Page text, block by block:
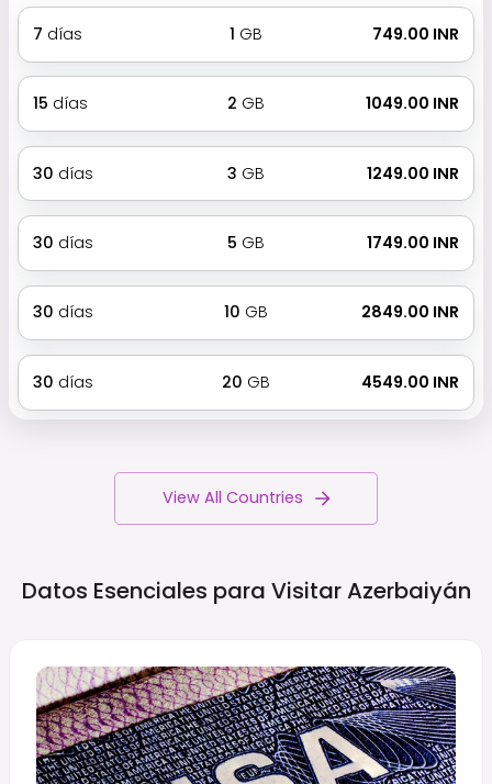
7 días 1 GB ₹ 749.00 INR
15 días 2 GB ₹ 1049.00 INR
30 días 3 GB ₹ 1249.00 INR
30 días 5 GB ₹ 1749.00 INR
30 días 10 GB ₹ 2849.00 INR
30 días 20 GB ₹ 4549.00 INR
View All Countries
Datos Esenciales para VisitarAzerbaiyán